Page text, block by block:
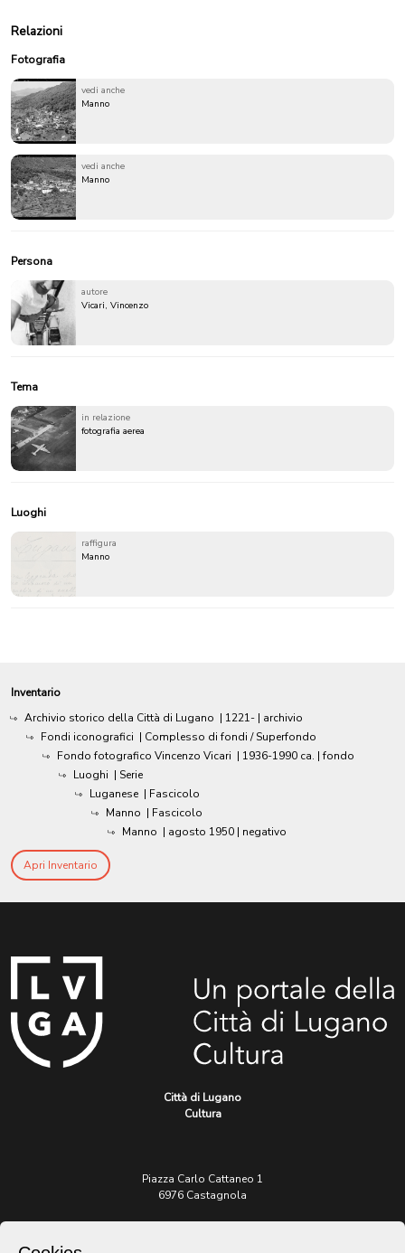
Relazioni
Fotografia
vedi anche
Manno
vedi anche
Manno
Persona
autore
Vicari, Vincenzo
Tema
in relazione
fotografia aerea
Luoghi
raffigura
Manno
Inventario
Archivio storico della Città di Lugano | 1221- | archivio
Fondi iconografici | Complesso di fondi / Superfondo
Fondo fotografico Vincenzo Vicari | 1936-1990 ca. | fondo
Luoghi | Serie
Luganese | Fascicolo
Manno | Fascicolo
Manno | agosto 1950 | negativo
Apri Inventario
Città di Lugano
Cultura
Piazza Carlo Cattaneo 1
6976 Castagnola